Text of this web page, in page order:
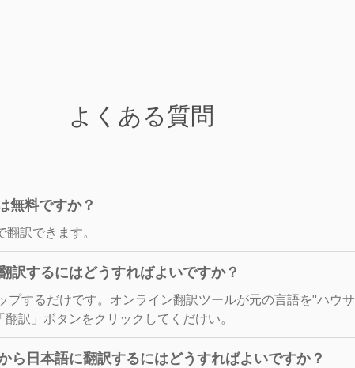
よくある質問
無料ですか？
訳できます。
訳するにはどうすればよいですか？
プするだけです。オンライン翻訳ツールが元の言語を"ハウ
訳」ボタンをクリックしてくだけい。
ら日本語に翻訳するにはどうすればよいですか？